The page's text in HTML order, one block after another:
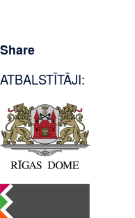
Share
ATBALSTĪTĀJI: